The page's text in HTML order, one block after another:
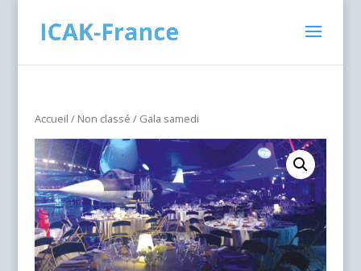
Accueil / Non classé / Gala samedi